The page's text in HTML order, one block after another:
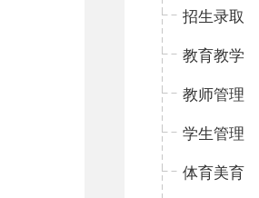
招生录取
教育教学
教师管理
学生管理
体育美育